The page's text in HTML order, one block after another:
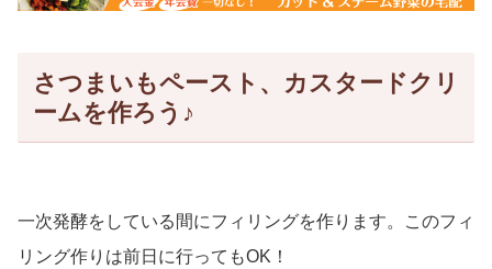
さつまいもペースト、カスタードクリ
ームを作ろう♪
一次発酵をしている間にフィリングを作ります。このフィ
リング作りは前日に行ってもOK！